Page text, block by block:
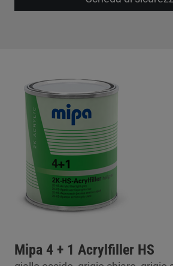
Mipa 4 + 1 Acrylfiller HS